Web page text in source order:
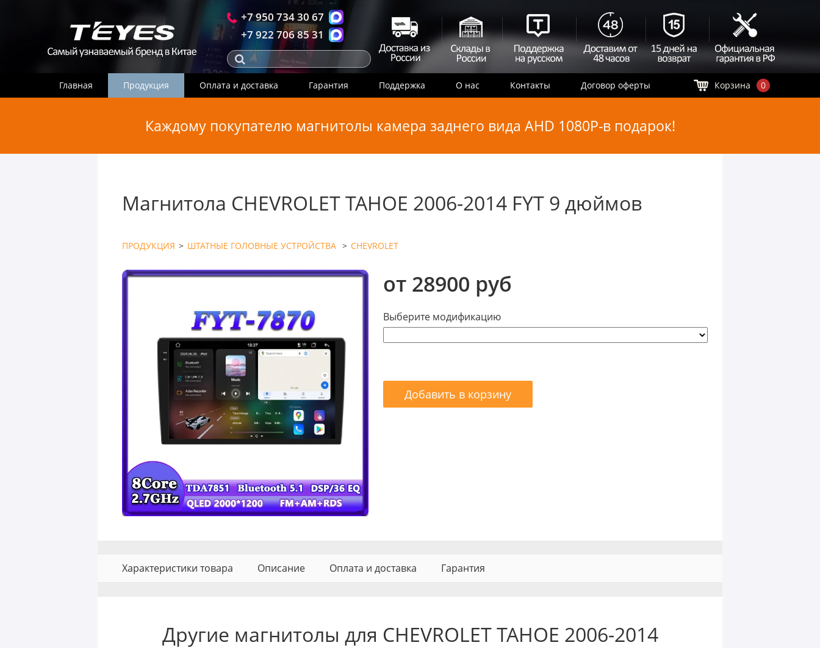
+7 950 734 30 67
+7 922 706 85 31
Главная Продукция Оплата и доставка Гарантия Поддержка О нас Контакты Договор оферты Корзина 0
Каждому покупателю магнитолы камера заднего вида AHD 1080P-в подарок!
Магнитола CHEVROLET TAHOE 2006-2014 FYT 9 дюймов
ПРОДУКЦИЯ > ШТАТНЫЕ ГОЛОВНЫЕ УСТРОЙСТВА > CHEVROLET
от 28900 руб
Выберите модификацию
Добавить в корзину
Характеристики товара Описание Оплата и доставка Гарантия
Другие магнитолы для CHEVROLET TAHOE 2006-2014